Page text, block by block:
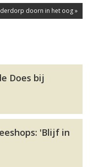
doorn in het oog »
Does bij
'Blijf in